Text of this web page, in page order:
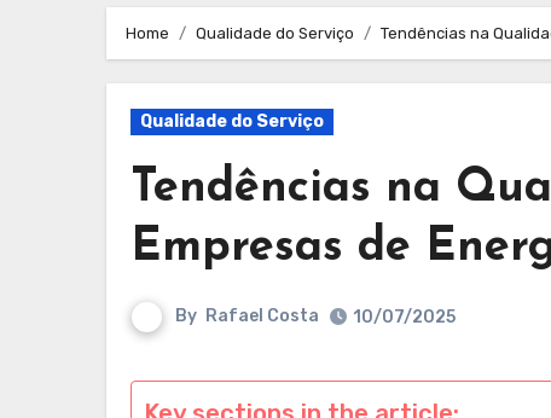
Home Qualidade do Serviço Tendências na
Qualidade do Serviço
Tendências na
Empresas de
By Rafael Costa 10/07/2025